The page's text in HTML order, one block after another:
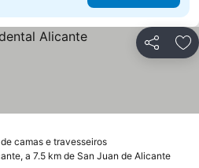
Partilhar
camas e travesseiros
a 7.5 km de San Juan de Alicante